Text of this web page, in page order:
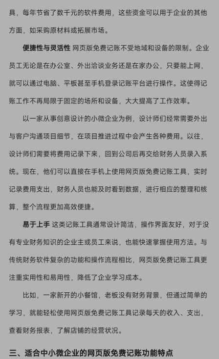
具，每年节省了数千元的软件费用，这些资金可以用于企业的其他
方面，如采购原材料或拓展市场。
便捷性与灵活性网页版免费记账不受地域和设备的限制。企业
员工无论是在办公室、外出洽谈业务还是在家办公，只要能上网，
就可以通过电脑、平板甚至手机登录记账平台进行操作。这使得记
账工作不再局限于固定的场所和设备，大大提高了工作效率。
以一家从事创意设计的小微企业为例，设计师们经常需要外出
与客户沟通项目细节，在项目推进过程中会产生各种费用。以往，
设计师们需要将费用记录下来，回到公司后再交给财务人员录入系
统。现在，他们可以直接在手机上使用网页版免费记账工具，实时
记录费用支出，财务人员也能及时看到数据，进行相应的整理和核
算，整个流程更加高效便捷。
易于上手这类记账工具通常设计简洁，操作界面友好，对于没
有专业财务知识的企业主或员工来说，也能快速掌握使用方法。与
传统财务软件复杂的功能和操作流程相比，网页版免费记账工具更
注重实用性和易用性，降低了企业学习成本。
比如，一家新开的小餐馆，老板没有财务背景，但通过简单的
学习，就能轻松使用网页版免费记账工具记录每天的收入、支出，
查看财务报表，了解店铺的经营状况。
三、适合中小微企业的网页版免费记账功能特点